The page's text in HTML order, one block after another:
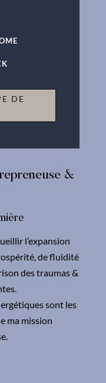
DE
&
l’expansion
de fluidité
des traumas &
sont les
ma mission